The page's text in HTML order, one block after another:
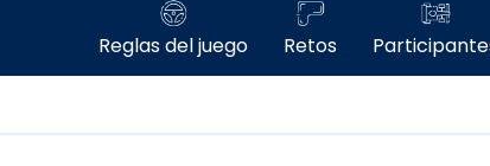
Reglas del juego Retos